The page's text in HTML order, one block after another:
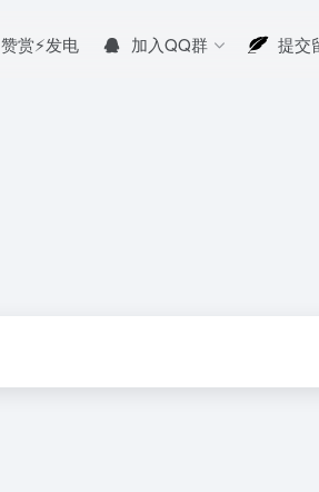
赞赏⚡发电 加入QQ群 提交